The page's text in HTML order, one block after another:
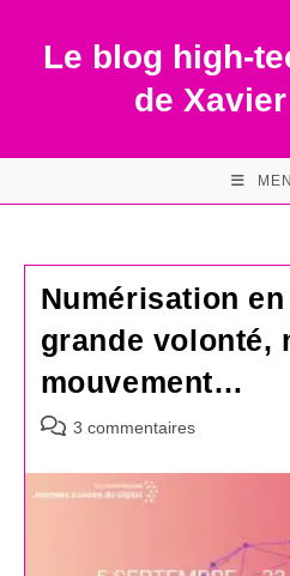
contentLe blog high-
de
Numérisation
grande volonté,
mouvement…
Commentaires
la
publication :
3 commentaires